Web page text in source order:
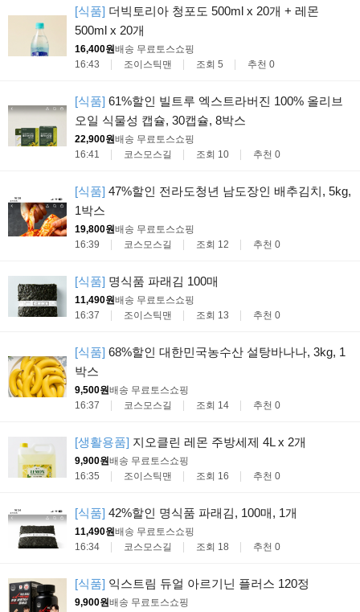
[식품] 더빅토리아 청포도 500ml x 20개 + 레몬
500ml x 20개
16,400원배송 무료토스쇼핑
16:43
조이스틱맨 조회 5 추천 0
[식품] 61%할인 빌트루 엑스트라버진 100% 올리브
오일 식물성 캡슐, 30캡슐, 8박스
22,900원배송 무료토스쇼핑
16:41
코스모스길 조회 10 추천 0
[식품] 47%할인 전라도청년 남도장인 배추김치, 5kg,
1박스
19,800원배송 무료토스쇼핑
16:39
코스모스길 조회 12 추천 0
[식품] 명식품 파래김 100매
11,490원배송 무료토스쇼핑
16:37
조이스틱맨 조회 13 추천 0
[식품] 68%할인 대한민국농수산 설탕바나나, 3kg, 1
박스
9,500원배송 무료토스쇼핑
16:37
코스모스길 조회 14 추천 0
[생활용품] 지오클린 레몬 주방세제 4L x 2개
9,900원배송 무료토스쇼핑
16:35
조이스틱맨 조회 16 추천 0
[식품] 42%할인 명식품 파래김, 100매, 1개
11,490원배송 무료토스쇼핑
16:34
코스모스길 조회 18 추천 0
[식품] 익스트림 듀얼 아르기닌 플러스 120정
9,900원배송 무료토스쇼핑